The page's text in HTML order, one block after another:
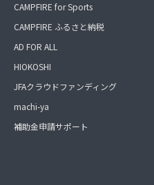
CAMPFIRE for Sports
CAMPFIRE ふるさと納税
AD FOR ALL
HIOKOSHI
JFAクラウドファンディング
machi-ya
補助金申請サポート